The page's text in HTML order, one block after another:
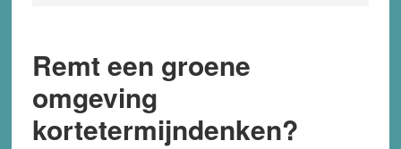
Remt een groene
omgeving
kortetermijndenken?